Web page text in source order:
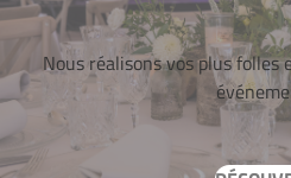
Nous réalisons vos plus